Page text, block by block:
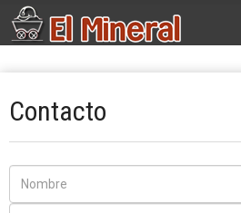
Contacto